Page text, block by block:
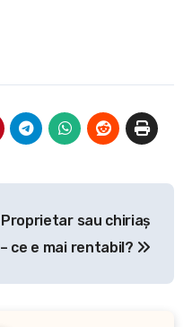
Proprietar sau chiriaș
– ce e mai rentabil?